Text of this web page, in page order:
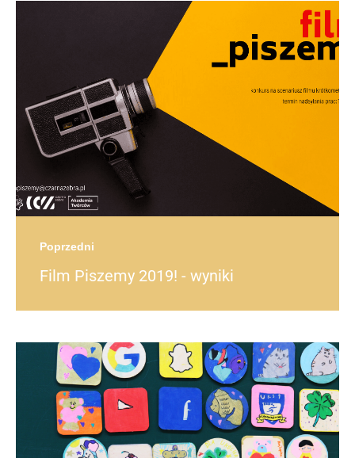
Poprzedni
Film Piszemy 2019! - wyniki